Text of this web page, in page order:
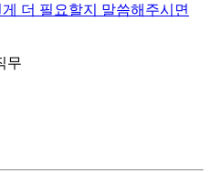
더 필요할지 말씀해주시면
무